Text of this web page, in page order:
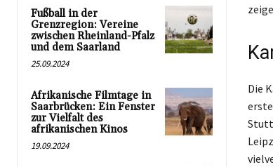
Fußball in der
Grenzregion: Vereine
zwischen Rheinland-Pfalz
und dem Saarland
25.09.2024
Afrikanische Filmtage in
Saarbrücken: Ein Fenster
zur Vielfalt des
afrikanischen Kinos
19.09.2024
Die